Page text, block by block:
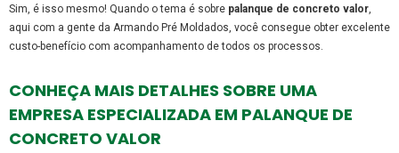
Sim, é isso mesmo! Quando o tema é sobre palanque de concreto valor,
aqui com a gente da Armando Pré Moldados, você consegue obter excelente
custo-benefício com acompanhamento de todos os processos.
CONHEÇA MAIS DETALHES SOBRE UMA
EMPRESA ESPECIALIZADA EM PALANQUE DE
CONCRETO VALOR